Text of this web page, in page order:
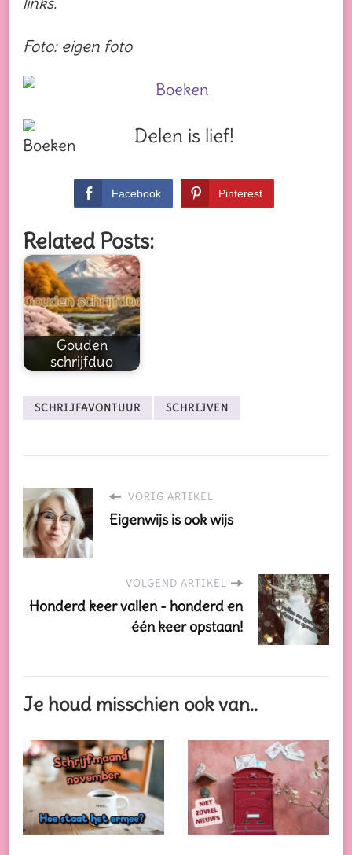
Foto: eigen foto
Delen is lief!
Facebook Pinterest
Related Posts:
Gouden
schrijfduo
SCHRIJFAVONTUUR SCHRIJVEN
VORIG ARTIKEL
Eigenwijs is ook wijs
VOLGEND ARTIKEL
Honderd keer vallen - honderd en
één keer opstaan!
Je houd misschien ook van..